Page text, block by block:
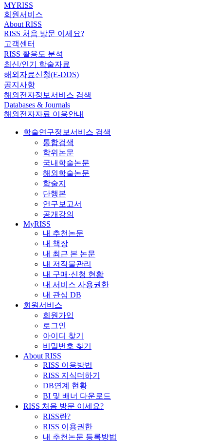
MYRISS
회원서비스
About RISS
RISS 처음 방문 이세요?
고객센터
RISS 활용도 분석
최신/인기 학술자료
해외자료신청(E-DDS)
공지사항
해외전자정보서비스 검색
Databases & Journals
해외전자자료 이용안내
학술연구정보서비스 검색
통합검색
학위논문
국내학술논문
해외학술논문
학술지
단행본
연구보고서
공개강의
MyRISS
내 추천논문
내 책장
내 최근 본 논문
내 저작물관리
내 구매·신청 현황
내 서비스 사용권한
내 관심 DB
회원서비스
회원가입
로그인
아이디 찾기
비밀번호 찾기
About RISS
RISS 이용방법
RISS 지식더하기
DB연계 현황
BI 및 배너 다운로드
RISS 처음 방문 이세요?
RISS란?
RISS 이용권한
내 추천논문 등록방법